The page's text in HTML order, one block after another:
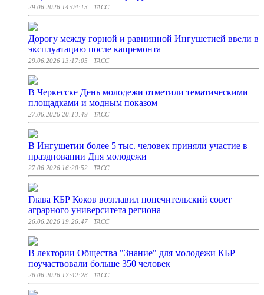
29.06.2026 14:04:13 | ТАСС
Дорогу между горной и равнинной Ингушетией ввели в
эксплуатацию после капремонта
29.06.2026 13:17:05 | ТАСС
В Черкесске День молодежи отметили тематическими
площадками и модным показом
27.06.2026 20:13:49 | ТАСС
В Ингушетии более 5 тыс. человек приняли участие в
праздновании Дня молодежи
27.06.2026 16:20:52 | ТАСС
Глава КБР Коков возглавил попечительский совет
аграрного университета региона
26.06.2026 19:26:47 | ТАСС
В лектории Общества "Знание" для молодежи КБР
поучаствовали больше 350 человек
26.06.2026 17:42:28 | ТАСС